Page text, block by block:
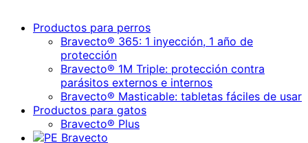
Productos para perros
Bravecto® 365: 1 inyección, 1 año de
protección
Bravecto® 1M Triple: protección contra
parásitos externos e internos
Bravecto® Masticable: tabletas fáciles de usar
Productos para gatos
Bravecto® Plus